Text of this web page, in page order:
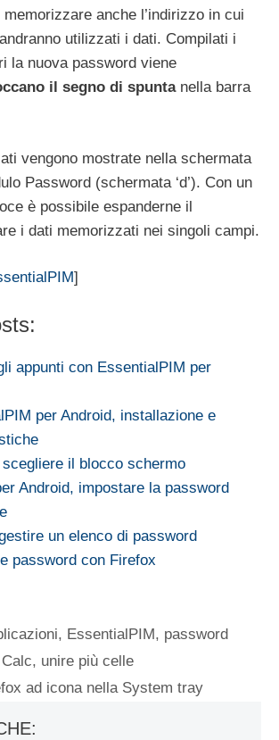
anche l’indirizzo in cui
utilizzati i dati. Compilati i
la nuova password viene
il segno di spuntanella barra
vengono mostrate nella schermata
Password (schermata ‘d’). Con un
è possibile espanderne il
i dati memorizzati nei singoli campi.
]
appunti con EssentialPIM per
per Android, installazione e
il blocco schermo
Android, impostare la password
un elenco di password
password con Firefox
, EssentialPIM, password
unire più celle
ad icona nella System tray